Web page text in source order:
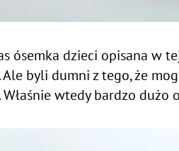
ósemka dzieci opisana w
byli dumni z tego, że
wtedy bardzo